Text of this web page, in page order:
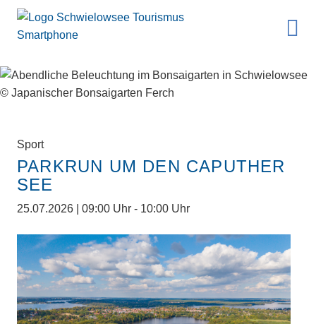
Sport
PARKRUN UM DEN CAPUTHER
SEE
25.07.2026 | 09:00 Uhr - 10:00 Uhr